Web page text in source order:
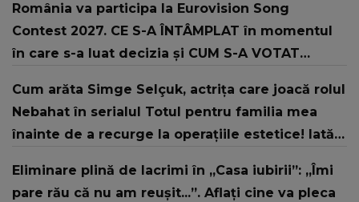
România va participa la Eurovision Song
Contest 2027. CE S-A ÎNTÂMPLAT în momentul
în care s-a luat decizia și CUM S-A VOTAT
strategic de..."
Cum arăta Simge Selçuk, actrița care joacă rolul
Nebahat în serialul Totul pentru familia mea
înainte de a recurge la operațiile estetice! Iată
„Tinerețe rebelă”
Eliminare plină de lacrimi în „Casa iubirii”: „Îmi
pare rău că nu am reușit...”. Aflați cine va pleca